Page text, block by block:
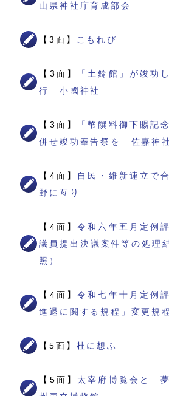
山県神社庁育成部会
【3面】 こもれび
【3面】
「土鈴館」が竣
行 小國神社
【3面】
「幣饌料御下賜記
併せ竣功奉告祭を 佐嘉神社
【4面】
自民・維新連立で
野に亙り
【4面】令和六年五月定例
議員提出決議案件等の処理
照）
【4面】令和七年十月定例
進退に関する規程」変更規
【5面】 杜に想ふ
【5面】 太宰府博覧会と